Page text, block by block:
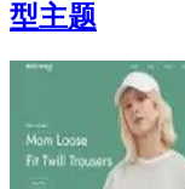
型主题